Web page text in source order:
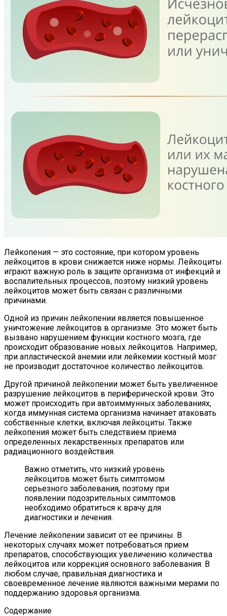
Лейкопения — это состояние, при котором уровень
лейкоцитов в крови снижается ниже нормы. Лейкоциты
играют важную роль в защите организма от инфекций и
воспалительных процессов, поэтому низкий уровень
лейкоцитов может быть связан с различными
причинами.
Одной из причин лейкопении является повышенное
уничтожение лейкоцитов в организме. Это может быть
вызвано нарушением функции костного мозга, где
происходит образование новых лейкоцитов. Например,
при апластической анемии или лейкемии костный мозг
не производит достаточное количество лейкоцитов.
Другой причиной лейкопении может быть увеличенное
разрушение лейкоцитов в периферической крови. Это
может происходить при автоиммунных заболеваниях,
когда иммунная система организма начинает атаковать
собственные клетки, включая лейкоциты. Также
лейкопения может быть следствием приема
определенных лекарственных препаратов или
радиационного воздействия.
Важно отметить, что низкий уровень
лейкоцитов может быть симптомом
серьезного заболевания, поэтому при
появлении подозрительных симптомов
необходимо обратиться к врачу для
диагностики и лечения.
Лечение лейкопении зависит от ее причины. В
некоторых случаях может потребоваться прием
препаратов, способствующих увеличению количества
лейкоцитов или коррекция основного заболевания. В
любом случае, правильная диагностика и
своевременное лечение являются важными мерами по
поддержанию здоровья организма.
Содержание